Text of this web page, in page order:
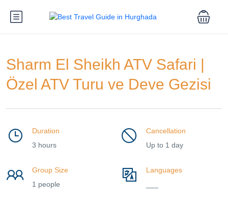
Sharm El Sheikh ATV Safari |
Özel ATV Turu ve Deve Gezisi
Duration
3 hours
Cancellation
Up to 1 day
Group Size
1 people
Languages